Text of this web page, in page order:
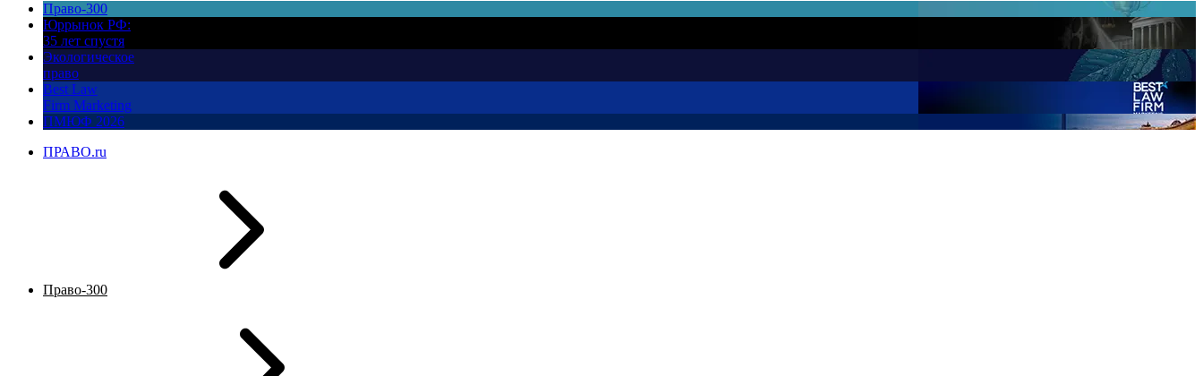
Право-300
Юррынок РФ:
35 лет спустя
Экологическое
право
Best Law
Firm Marketing
ПМЮФ 2026
ПРАВО.ru
Право-300